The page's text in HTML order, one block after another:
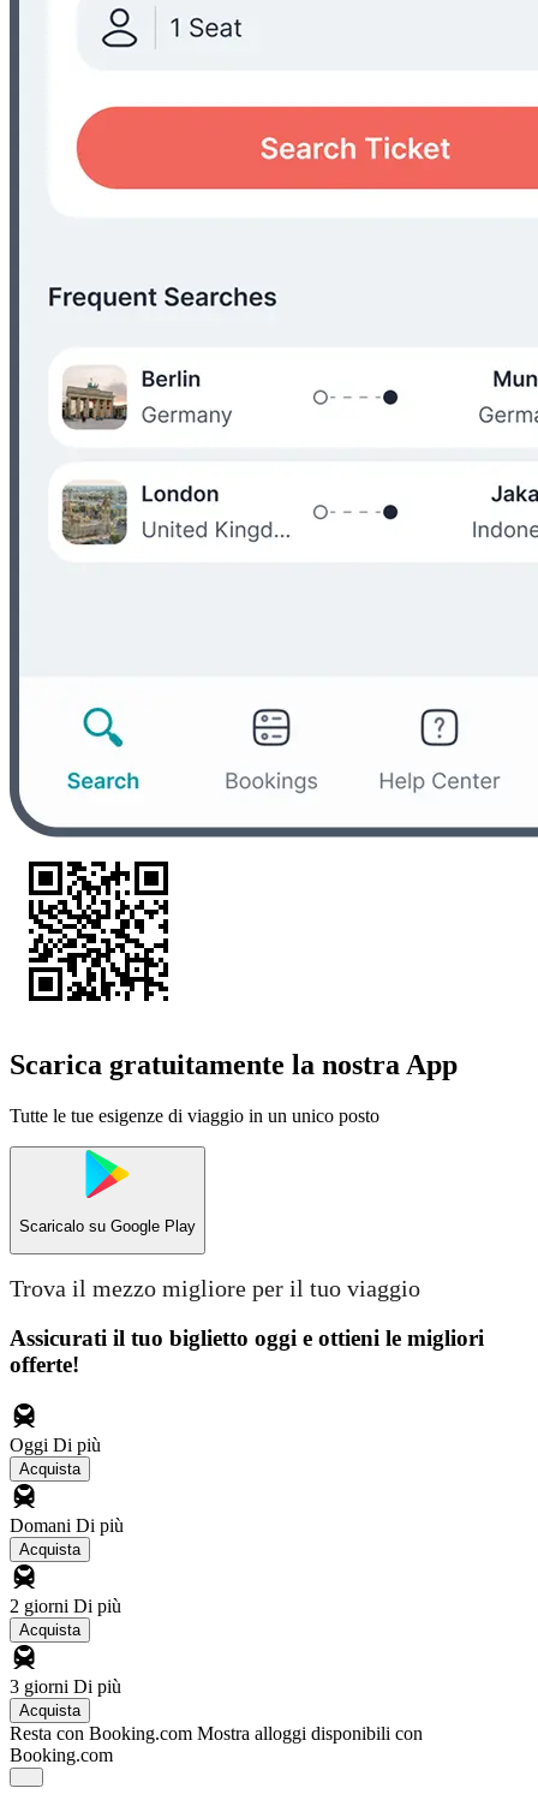
Scarica gratuitamente la nostra App
Tutte le tue esigenze di viaggio in un unico posto
Scaricalo su Google Play
Trova il mezzo migliore per il tuo viaggio
Assicurati il ​​tuo biglietto oggi e ottieni le migliori
offerte!
Oggi Di più
Acquista
Domani Di più
Acquista
2 giorni Di più
Acquista
3 giorni Di più
Acquista
Resta con Booking.com Mostra alloggi disponibili con
Booking.com